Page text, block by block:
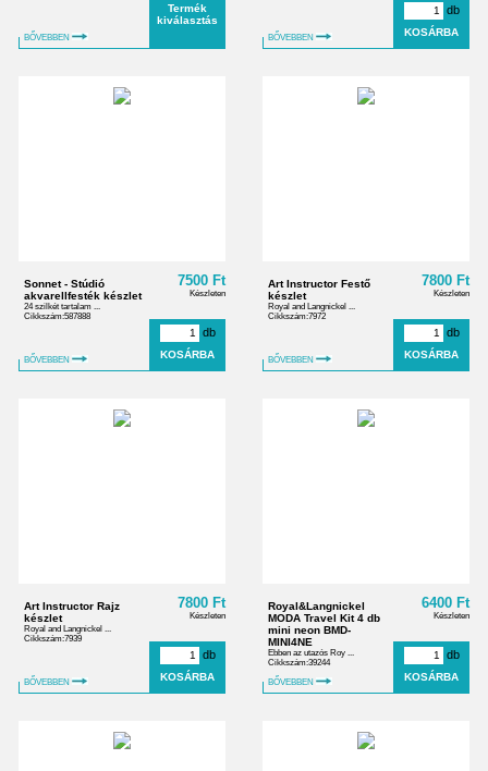
BŐVEBBEN
Termék
kiválasztás
BŐVEBBEN
db
Sonnet - Stúdió
akvarellfesték készlet
24 szilkét tartalam ...
Cikkszám:587888
BŐVEBBEN
7500 Ft
Készleten
db
Art Instructor Festő
készlet
Royal and Langnickel ...
Cikkszám:7972
BŐVEBBEN
7800 Ft
Készleten
db
Art Instructor Rajz
készlet
Royal and Langnickel ...
Cikkszám:7939
BŐVEBBEN
7800 Ft
Készleten
db
Royal&Langnickel
MODA Travel Kit 4 db
mini neon BMD-
MINI4NE
Ebben az utazós Roy ...
Cikkszám:39244
BŐVEBBEN
6400 Ft
Készleten
db